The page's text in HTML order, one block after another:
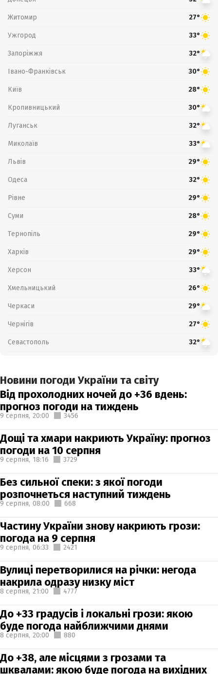
Житомир 27°
Ужгород 33°
Запоріжжя 32°
Івано-Франківськ 30°
Київ 28°
Кропивницький 30°
Луганськ 32°
Миколаїв 33°
Львів 29°
Одеса 32°
Рівне 29°
Суми 28°
Тернопіль 29°
Харків 29°
Херсон 33°
Хмельницький 26°
Черкаси 29°
Чернігів 27°
Севастополь 32°
Новини погоди України та світу
Від прохолодних ночей до +36 вдень:
прогноз погоди на тиждень
9 серпня, 20:00 3456
Дощі та хмари накриють Україну: прогноз
погоди на 10 серпня
9 серпня, 18:16 3729
Без сильної спеки: з якої погоди
розпочнеться наступний тиждень
9 серпня, 08:00 668
Частину України знову накриють грози:
погода на 9 серпня
9 серпня, 06:33 2421
Вулиці перетворилися на річки: негода
накрила одразу низку міст
8 серпня, 21:00 4777
До +33 градусів і локальні грози: якою
буде погода найближчими днями
8 серпня, 20:00 880
До +38, але місцями з грозами та
шквалами: якою буде погода на вихідних